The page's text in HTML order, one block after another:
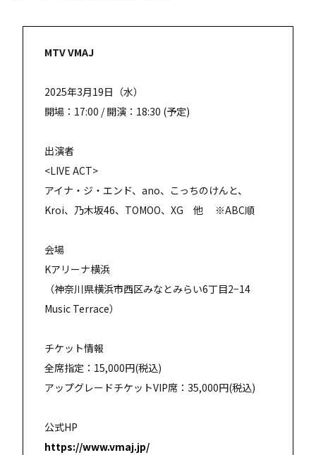
MTV VMAJ
2025年3月19日（水）
開場：17:00 / 開演：18:30 (予定)
出演者
<LIVE ACT>
アイナ・ジ・エンド、ano、こっちのけんと、
Kroi、乃木坂46、TOMOO、XG 他 ※ABC順
会場
Kアリーナ横浜
（神奈川県横浜市西区みなとみらい6丁目2−14
Music Terrace）
チケット情報
全席指定：15,000円(税込)
アップグレードチケットVIP席：35,000円(税込)
公式HP
https://www.vmaj.jp/